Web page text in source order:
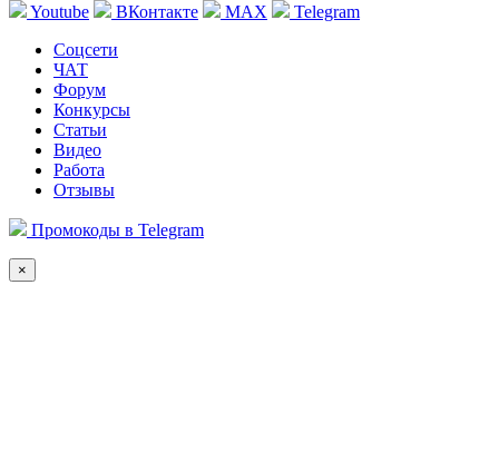
Youtube
ВКонтакте MAX
Telegram
Соцсети
ЧАТ
Форум
Конкурсы
Статьи
Видео
Работа
Отзывы
Промокоды в Telegram
×